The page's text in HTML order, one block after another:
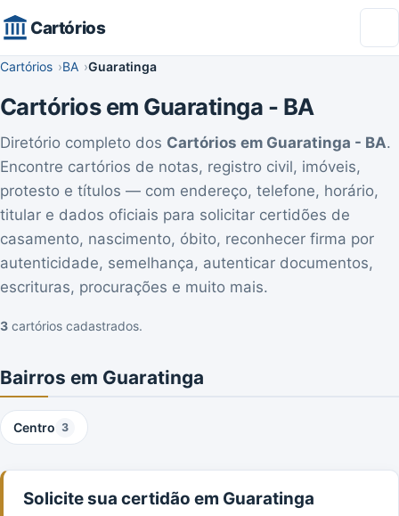
Cartórios
Cartórios BA Guaratinga
Cartórios em Guaratinga - BA
Diretório completo dos Cartórios em Guaratinga - BA.
Encontre cartórios de notas, registro civil, imóveis,
protesto e títulos — com endereço, telefone, horário,
titular e dados oficiais para solicitar certidões de
casamento, nascimento, óbito, reconhecer firma por
autenticidade, semelhança, autenticar documentos,
escrituras, procurações e muito mais.
3 cartórios cadastrados.
Bairros em Guaratinga
Centro 3
Solicite sua certidão em Guaratinga